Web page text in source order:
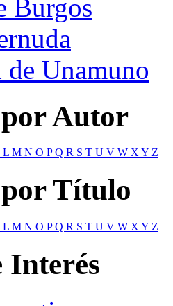
Burgos
Unamuno
por Autor
L M N O PQ R S T U V W XY Z
por Título
L M N O PQ R S T U V W X Y Z
Interés